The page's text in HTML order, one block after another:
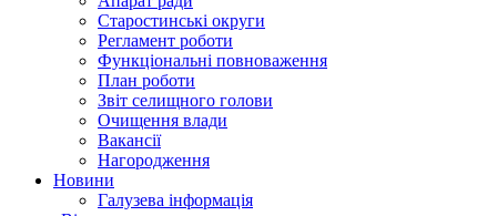
Старостинські округи
Регламент роботи
Функціональні повноваження
План роботи
Звіт селищного голови
Очищення влади
Вакансії
Нагородження
Новини
Галузева інформація